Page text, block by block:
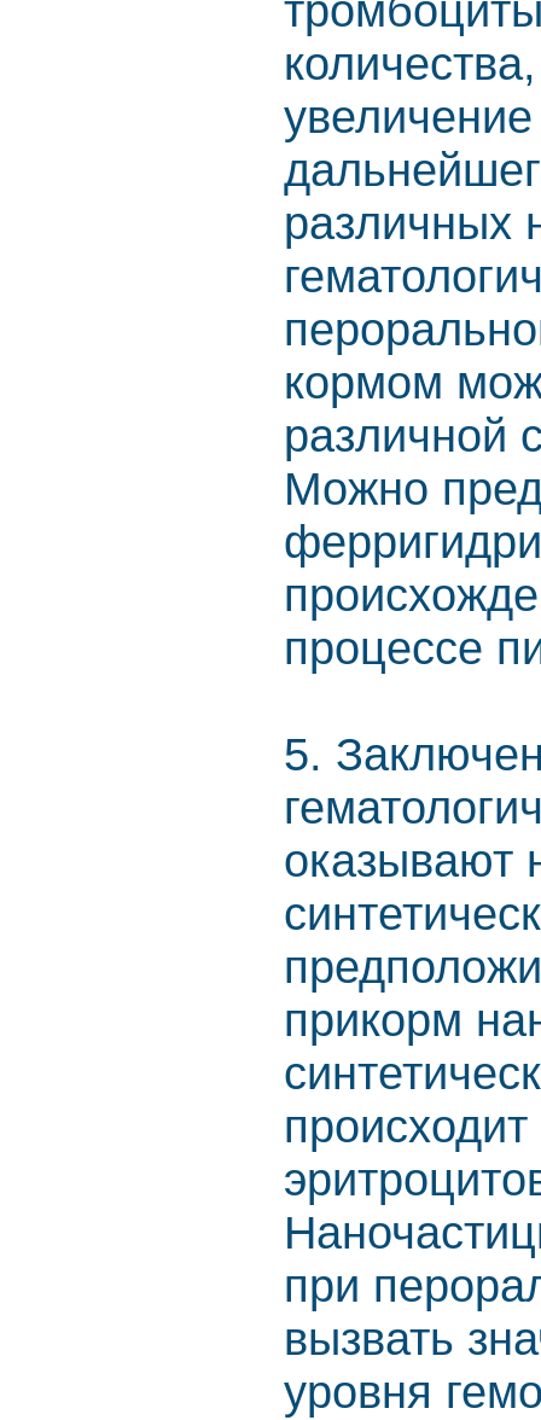
различных
кормом
различной
Можно
процессе
5.
оказывают
прикорм
при
вызвать
уровня